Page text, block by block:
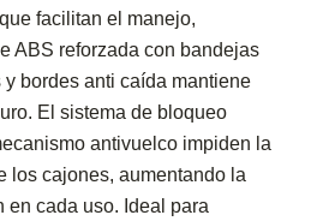
facilitan el manejo,
ABS reforzada con bandejas
bordes anti caída mantiene
El sistema de bloqueo
antivuelco impiden la
los cajones, aumentando la
en cada uso. Ideal para